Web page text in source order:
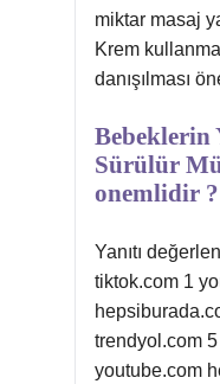
miktar masaj
Krem
danışılması
Bebeklerin
Sürülür
onemlidir ?
Yanıtı
tiktok.com 1
trendyol.com
youtube.com